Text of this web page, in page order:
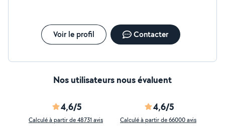
Voir le profil Contacter
Nos utilisateurs nous évaluent
4,6/5
Calculé à partir de 48731 avis
4,6/5
Calculé à partir de 66000 avis